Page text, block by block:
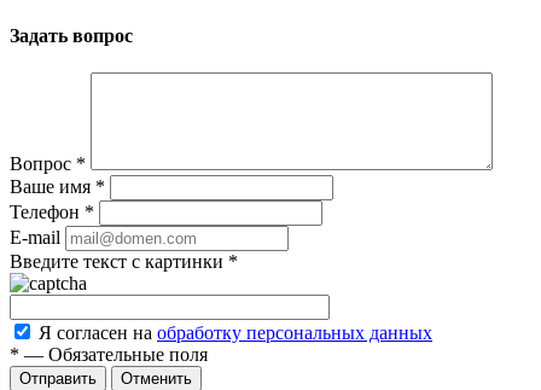
Задать вопрос
Вопрос *
Ваше имя *
Телефон *
E-mail
Введите текст с картинки *
Я согласен на обработку персональных данных
* — Обязательные поля
Отменить